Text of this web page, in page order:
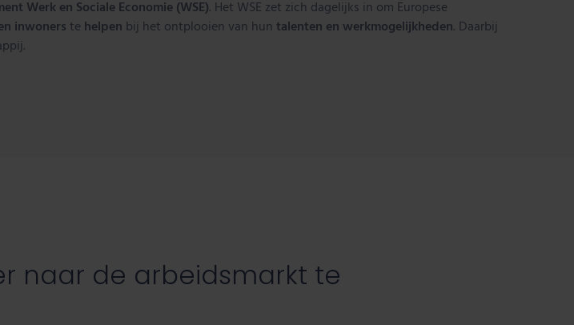
Werk en Sociale Economie (WSE). Het WSE zet zich dagelijks in om Europese
inwoners te helpen bij het ontplooien van hun talenten en werkmogelijkheden. Daarbij
naar de arbeidsmarkt te